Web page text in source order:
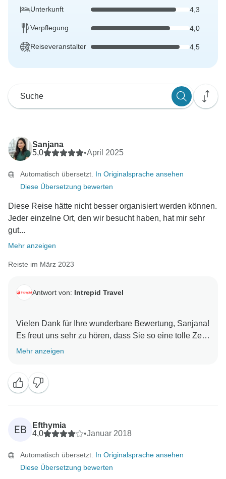
Unterkunft 4,3
Verpflegung 4,0
Reiseveranstalter 4,5
Sanjana
5,0
•April 2025
Automatisch übersetzt. In Originalsprache ansehen
Diese Übersetzung bewerten
Diese Reise hätte nicht besser organisiert werden können.
Jeder einzelne Ort, den wir besucht haben, hat mir sehr
gut...
Mehr anzeigen
Reiste im März 2023
Antwort von: Intrepid Travel
Vielen Dank für Ihre wunderbare Bewertung, Sanjana!
Es freut uns sehr zu hören, dass Sie so eine tolle Zeit
bei der Erkundung Zentralamerikas hatten. Es klingt,
Entdeckungen, Auszeiten und den unvergesslichen
Momenten, die das Reisen so besonders machen.
Es ist fantastisch zu wissen, dass Erhard und Aquilino
einen so guten Eindruck hinterlassen haben. Sie
mit auf die Reise und es ist wunderbar zu hören, wie
sehr Sie diese Balance aus Einblicken und Freizeit
Mehr anzeigen
EB
Efthymia
4,0
•Januar 2018
Automatisch übersetzt. In Originalsprache ansehen
Diese Übersetzung bewerten